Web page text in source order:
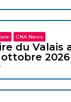
CNA News
du Valais
ottobre 2026